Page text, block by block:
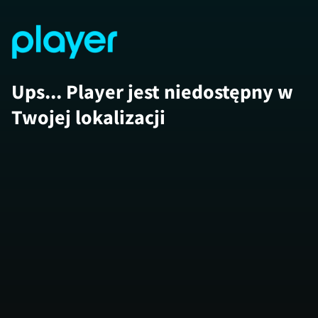
Ups... Player jest niedostępny w
Twojej lokalizacji